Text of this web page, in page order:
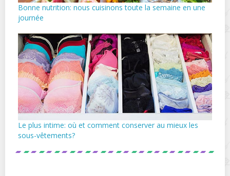
Bonne nutrition: nous cuisinons toute la semaine en une
journée
Le plus intime: où et comment conserver au mieux les
sous-vêtements?